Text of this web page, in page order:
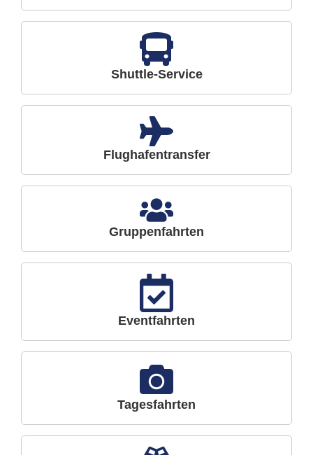
Shuttle-Service
Flughafentransfer
Gruppenfahrten
Eventfahrten
Tagesfahrten